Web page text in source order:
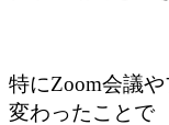
特にZoom会議
変わったことで